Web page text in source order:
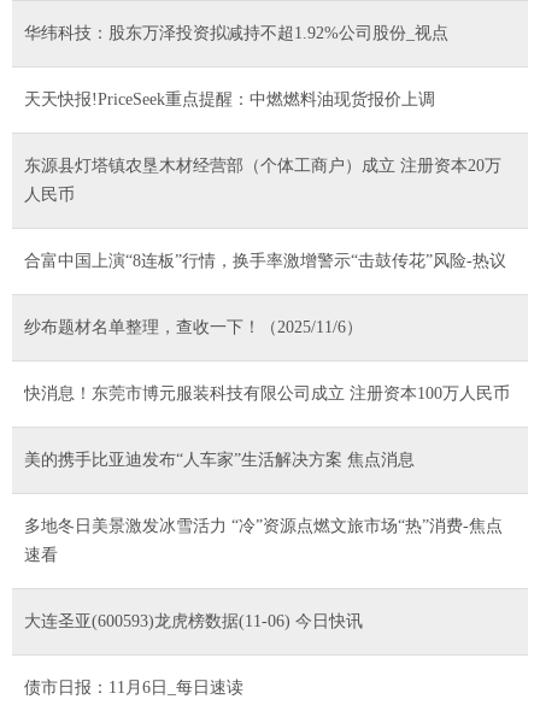
华纬科技：股东万泽投资拟减持不超1.92%公司股份_视点
天天快报!PriceSeek重点提醒：中燃燃料油现货报价上调
东源县灯塔镇农垦木材经营部（个体工商户）成立 注册资本20万
人民币
合富中国上演“8连板”行情，换手率激增警示“击鼓传花”风险-热议
纱布题材名单整理，查收一下！（2025/11/6）
快消息！东莞市博元服装科技有限公司成立 注册资本100万人民币
美的携手比亚迪发布“人车家”生活解决方案 焦点消息
多地冬日美景激发冰雪活力 “冷”资源点燃文旅市场“热”消费-焦点
速看
大连圣亚(600593)龙虎榜数据(11-06) 今日快讯
债市日报：11月6日_每日速读